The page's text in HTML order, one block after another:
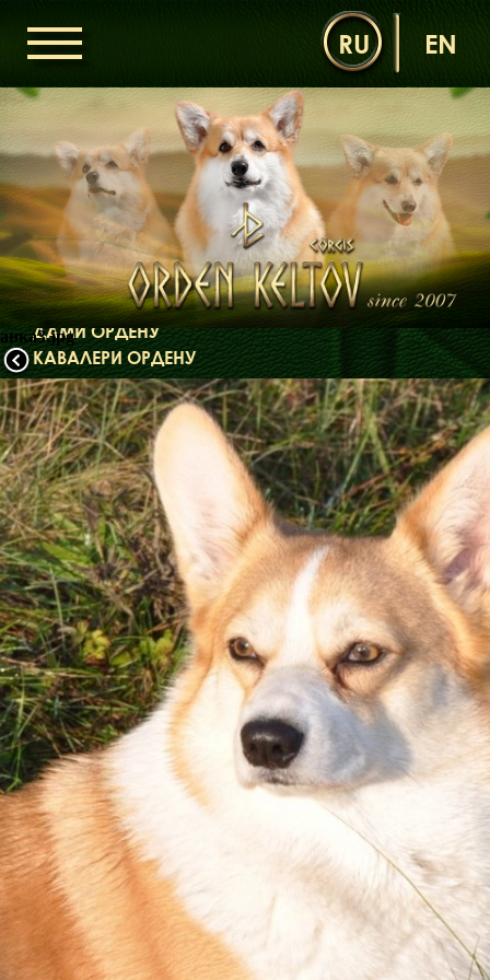
анка3.jpg
RU EN
ОРДЕН КЕЛЬТІВ
НОВИНИ
ДИТЯЧА КІМНАТА
КОНТАКТИ
НАШІ КОРГІ
ДАМИ ОРДЕНУ
КАВАЛЕРИ ОРДЕНУ
ЩЕНЯТА
ДИТЯЧА КІМНАТА
БІБЛІОТЕКА
МІФИ
ФАКТИ
БЛОГ
ГАЛЕРЕЇ